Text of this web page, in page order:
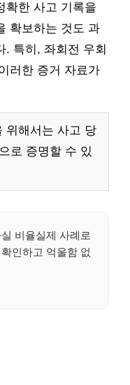
확한 사고 기록을
확보하는 것도 과
. 특히, 좌회전 우회
러한 증거 자료가
위해서는 사고 당
로 증명할 수 있
비율실제 사례로
인하고 억울함 없